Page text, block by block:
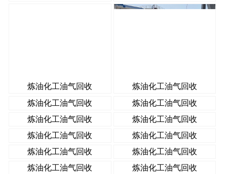
炼油化工油气回收
炼油化工油气回收
炼油化工油气回收
炼油化工油气回收
炼油化工油气回收
炼油化工油气回收
炼油化工油气回收
炼油化工油气回收
炼油化工油气回收
炼油化工油气回收
炼油化工油气回收
炼油化工油气回收